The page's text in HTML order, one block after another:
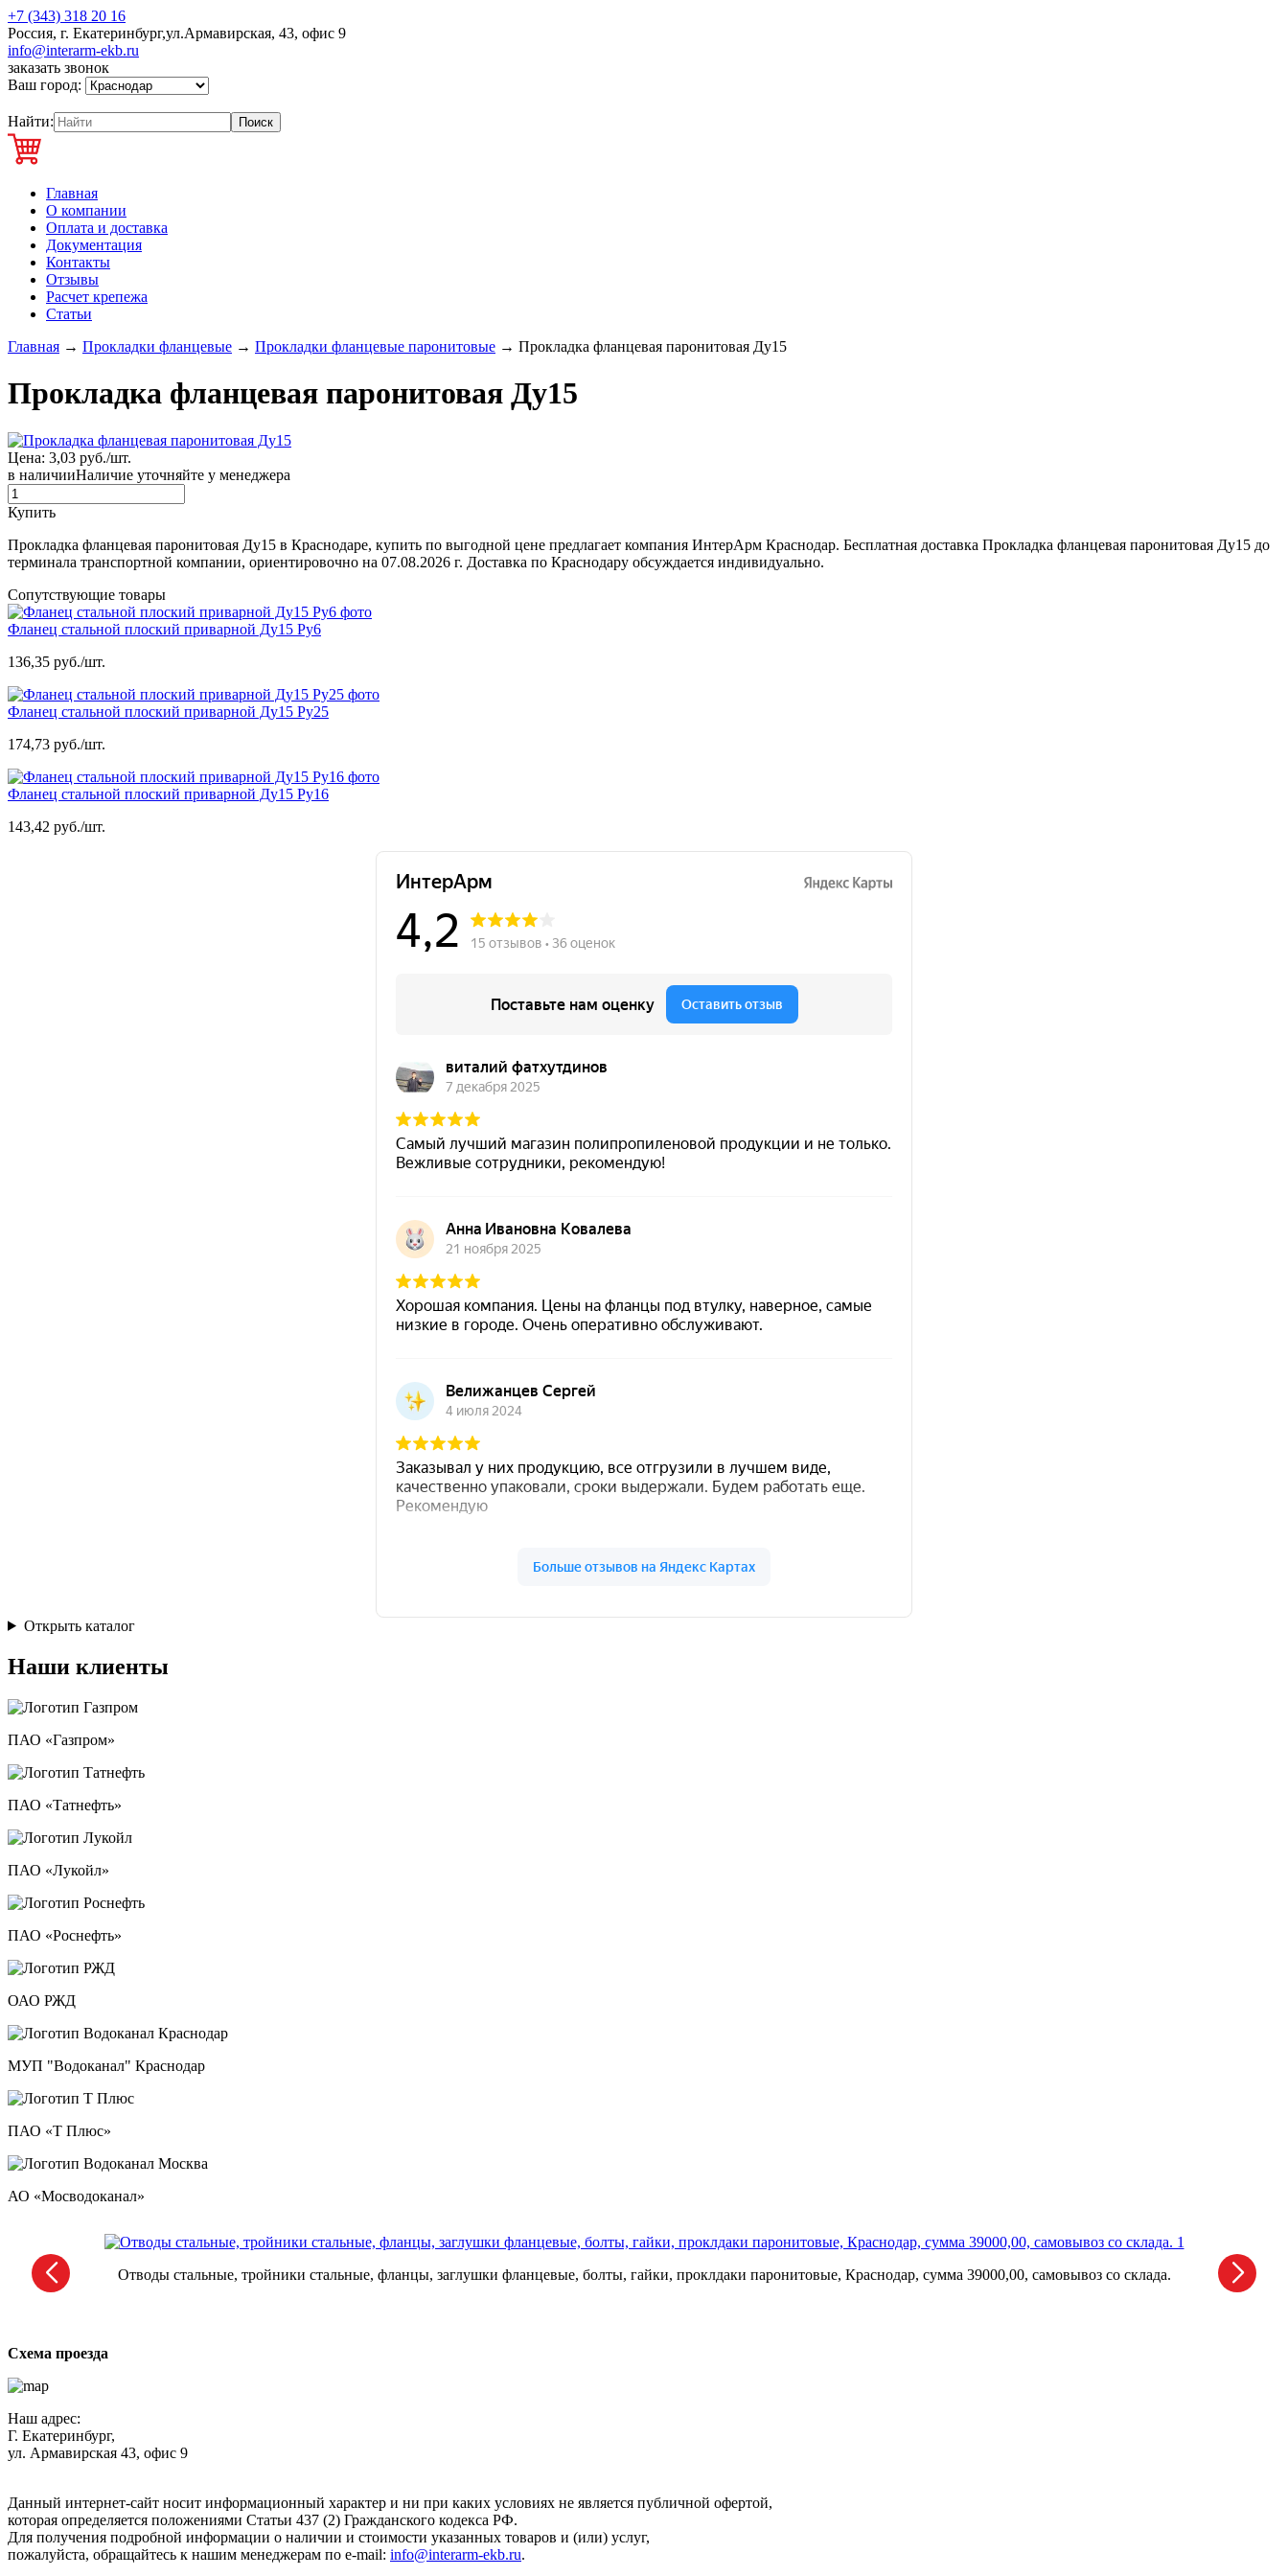
+7 (343) 318 20 16
Россия, г. Екатеринбург,ул.Армавирская, 43, офис 9
info@interarm-ekb.ru
заказать звонок
Ваш город:
Найти:
Главная
О компании
Оплата и доставка
Документация
Контакты
Отзывы
Расчет крепежа
Статьи
Главная → Прокладки фланцевые → Прокладки фланцевые паронитовые → Прокладка фланцевая паронитовая Ду15
Прокладка фланцевая паронитовая Ду15
Цена: 3,03 руб./шт.
в наличииНаличие уточняйте у менеджера
Купить
Прокладка фланцевая паронитовая Ду15 в Краснодаре, купить по выгодной цене предлагает компания ИнтерАрм Краснодар. Бесплатная доставка Прокладка фланцевая паронитовая Ду15 до
терминала транспортной компании, ориентировочно на 07.08.2026 г. Доставка по Краснодару обсуждается индивидуально.
Сопутствующие товары
Фланец стальной плоский приварной Ду15 Ру6
136,35 руб./шт.
Фланец стальной плоский приварной Ду15 Ру25
174,73 руб./шт.
Фланец стальной плоский приварной Ду15 Ру16
143,42 руб./шт.
Открыть каталог
Наши клиенты
ПАО «Газпром»
ПАО «Татнефть»
ПАО «Лукойл»
ПАО «Роснефть»
ОАО РЖД
МУП "Водоканал" Краснодар
ПАО «Т Плюс»
АО «Мосводоканал»
Отводы стальные, тройники стальные, фланцы, заглушки фланцевые, болты, гайки, проклдаки паронитовые, Краснодар, сумма 39000,00, самовывоз со склада.
Схема проезда
Наш адрес:
Г. Екатеринбург,
ул. Армавирская 43, офис 9
Данный интернет-сайт носит информационный характер и ни при каких условиях не является публичной офертой,
которая определяется положениями Статьи 437 (2) Гражданского кодекса РФ.
Для получения подробной информации о наличии и стоимости указанных товаров и (или) услуг,
пожалуйста, обращайтесь к нашим менеджерам по e-mail: info@interarm-ekb.ru.